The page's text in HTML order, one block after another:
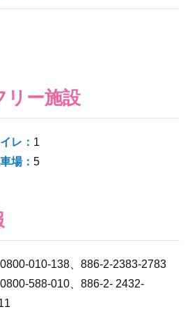
リー施設
レ： 1
場： 5
010-138、886-2-2383-2783
588-010、886-2- 2432-